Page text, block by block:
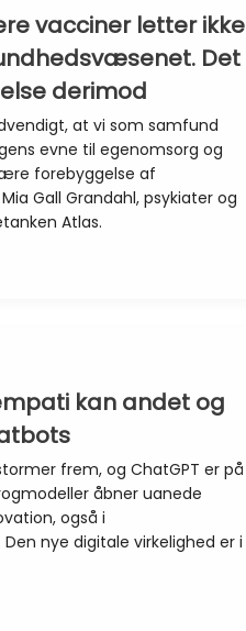
vacciner letter ikke
Det
derimod
at vi som samfund
evne til egenomsorg og
forebyggelse af
Gall Grandahl, psykiater og
Atlas.
kan andet og
frem, og ChatGPT er på
åbner uanede
også i
nye digitale virkelighed er i